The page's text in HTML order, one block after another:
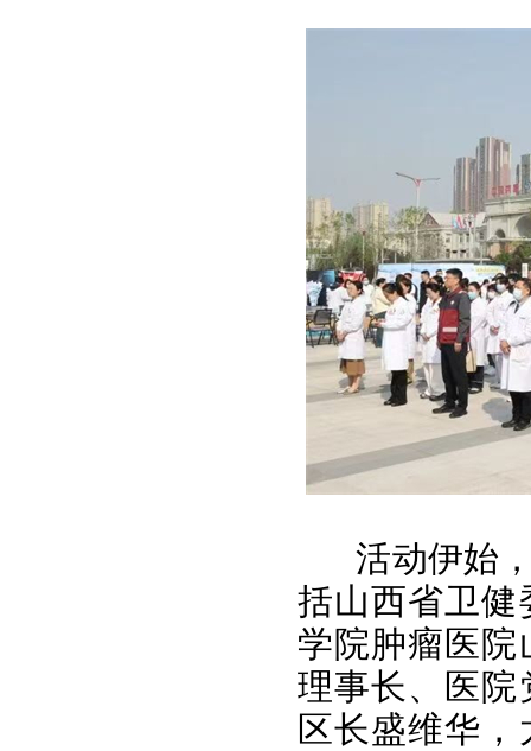
活动伊始
括山西省卫健
学院肿瘤医
理事长、医院
区长盛维华